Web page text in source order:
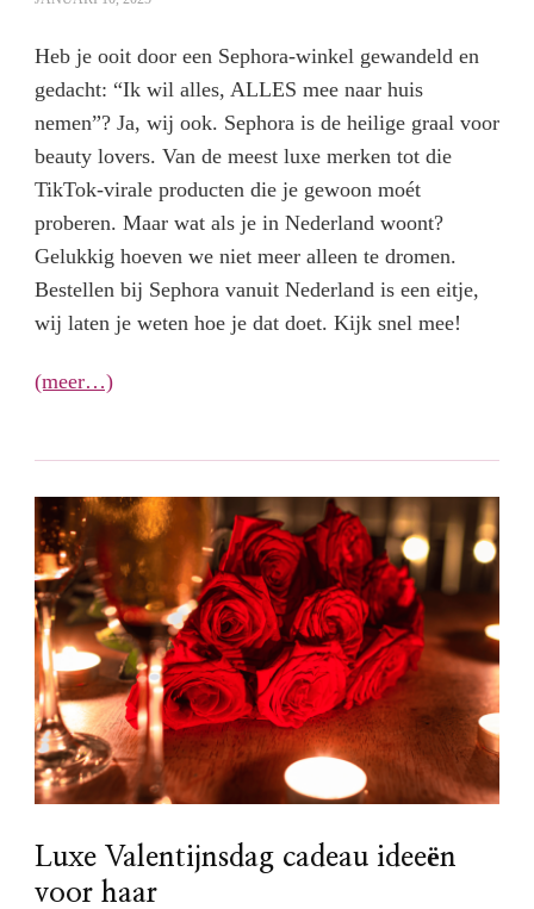
Heb je ooit door een Sephora-winkel gewandeld en
gedacht: “Ik wil alles, ALLES mee naar huis
nemen”? Ja, wij ook. Sephora is de heilige graal voor
beauty lovers. Van de meest luxe merken tot die
TikTok-virale producten die je gewoon moét
proberen. Maar wat als je in Nederland woont?
Gelukkig hoeven we niet meer alleen te dromen.
Bestellen bij Sephora vanuit Nederland is een eitje,
wij laten je weten hoe je dat doet. Kijk snel mee!
(meer…)
Luxe Valentijnsdag cadeau ideeën
voor haar